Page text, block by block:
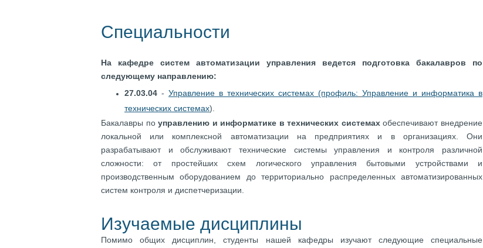
Специальности
На кафедре систем автоматизации управления ведется подготовка бакалавров по
следующему направлению:
27.03.04 - Управление в технических системах (профиль: Управление и информатика в
технических системах).
Бакалавры поуправлению и информатике в технических системахобеспечивают внедрение
локальной или комплексной автоматизации на предприятиях и в организациях. Они
разрабатывают и обслуживают технические системы управления и контроля различной
сложности: от простейших схем логического управления бытовыми устройствами и
производственным оборудованием до территориально распределенных автоматизированных
систем контроля и диспетчеризации.
Изучаемые дисциплины
Помимо общих дисциплин, студенты нашей кафедры изучают следующие специальные